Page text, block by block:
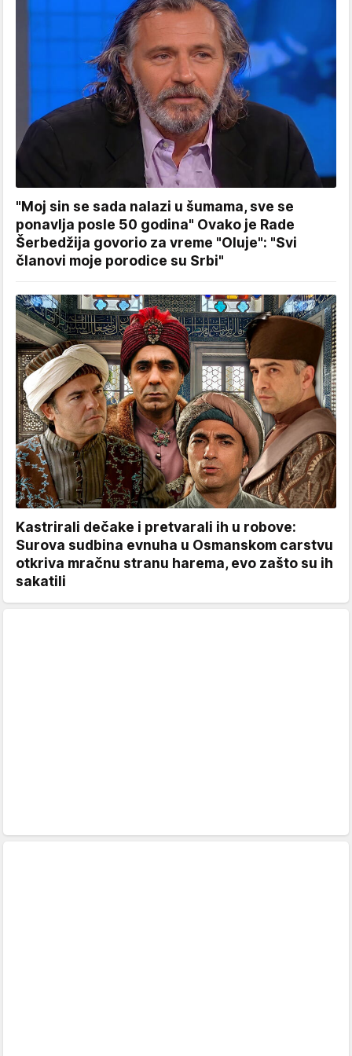
"Moj sin se sada nalazi u šumama, sve se
ponavlja posle 50 godina" Ovako je Rade
Šerbedžija govorio za vreme "Oluje": "Svi
članovi moje porodice su Srbi"
Kastrirali dečake i pretvarali ih u robove:
Surova sudbina evnuha u Osmanskom carstvu
otkriva mračnu stranu harema, evo zašto su ih
sakatili